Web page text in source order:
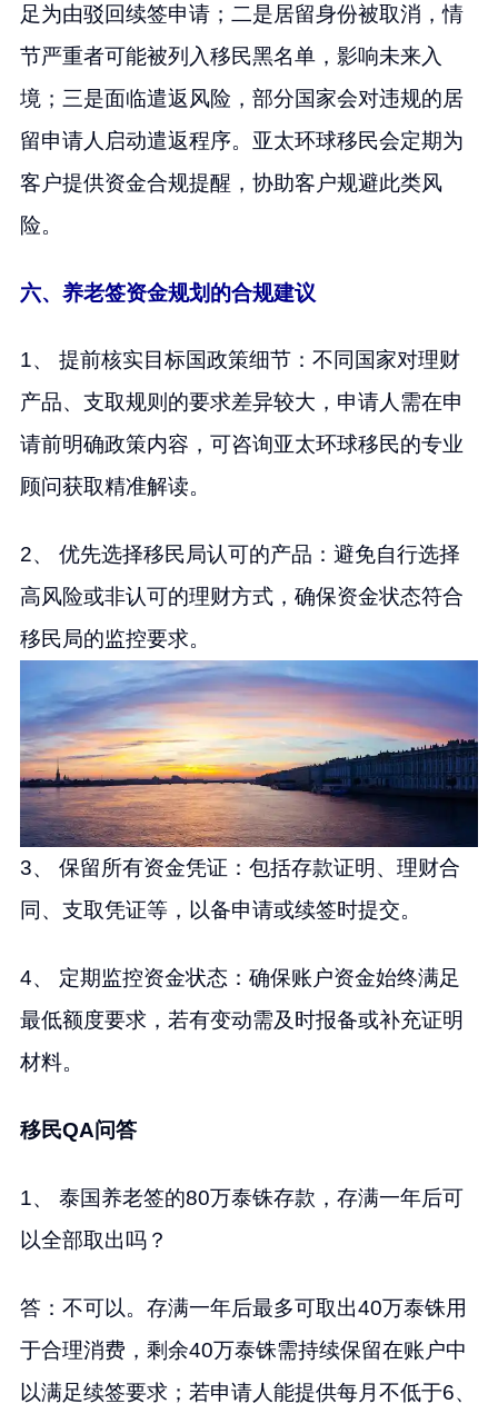
足为由驳回续签申请；二是居留身份被取消，情
节严重者可能被列入移民黑名单，影响未来入
境；三是面临遣返风险，部分国家会对违规的居
留申请人启动遣返程序。亚太环球移民会定期为
客户提供资金合规提醒，协助客户规避此类风
险。
六、养老签资金规划的合规建议
1、 提前核实目标国政策细节：不同国家对理财
产品、支取规则的要求差异较大，申请人需在申
请前明确政策内容，可咨询亚太环球移民的专业
顾问获取精准解读。
2、 优先选择移民局认可的产品：避免自行选择
高风险或非认可的理财方式，确保资金状态符合
移民局的监控要求。
3、 保留所有资金凭证：包括存款证明、理财合
同、支取凭证等，以备申请或续签时提交。
4、 定期监控资金状态：确保账户资金始终满足
最低额度要求，若有变动需及时报备或补充证明
材料。
移民QA问答
1、 泰国养老签的80万泰铢存款，存满一年后可
以全部取出吗？
答：不可以。存满一年后最多可取出40万泰铢用
于合理消费，剩余40万泰铢需持续保留在账户中
以满足续签要求；若申请人能提供每月不低于6、